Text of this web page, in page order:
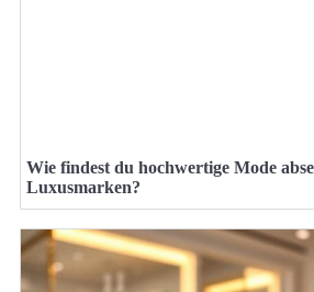
Wie findest du hochwertige Mode
Luxusmarken?